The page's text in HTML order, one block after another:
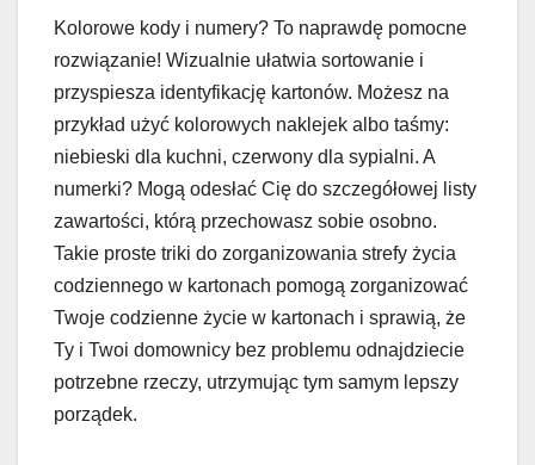
Kolorowe kody i numery? To naprawdę pomocne
rozwiązanie! Wizualnie ułatwia sortowanie i
przyspiesza identyfikację kartonów. Możesz na
przykład użyć kolorowych naklejek albo taśmy:
niebieski dla kuchni, czerwony dla sypialni. A
numerki? Mogą odesłać Cię do szczegółowej listy
zawartości, którą przechowasz sobie osobno.
Takie proste triki do zorganizowania strefy życia
codziennego w kartonach pomogą zorganizować
Twoje codzienne życie w kartonach i sprawią, że
Ty i Twoi domownicy bez problemu odnajdziecie
potrzebne rzeczy, utrzymując tym samym lepszy
porządek.